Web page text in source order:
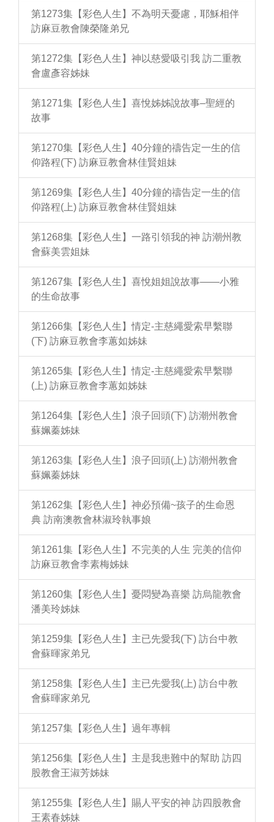
第1273集【彩色人生】不為明天憂慮，耶穌相伴
訪麻豆教會陳榮隆弟兄
第1272集【彩色人生】神以慈愛吸引我 訪二重教
會盧彥容姊妹
第1271集【彩色人生】喜悅姊姊說故事–聖經的
故事
第1270集【彩色人生】40分鐘的禱告定一生的信
仰路程(下) 訪麻豆教會林佳賢姐妹
第1269集【彩色人生】40分鐘的禱告定一生的信
仰路程(上) 訪麻豆教會林佳賢姐妹
第1268集【彩色人生】一路引領我的神 訪潮州教
會蘇美雲姐妹
第1267集【彩色人生】喜悅姐姐說故事——小雅
的生命故事
第1266集【彩色人生】情定-主慈繩愛索早繫聯
(下) 訪麻豆教會李蕙如姊妹
第1265集【彩色人生】情定-主慈繩愛索早繫聯
(上) 訪麻豆教會李蕙如姊妹
第1264集【彩色人生】浪子回頭(下) 訪潮州教會
蘇姵蓁姊妹
第1263集【彩色人生】浪子回頭(上) 訪潮州教會
蘇姵蓁姊妹
第1262集【彩色人生】神必預備~孩子的生命恩
典 訪南澳教會林淑玲執事娘
第1261集【彩色人生】不完美的人生 完美的信仰
訪麻豆教會李素梅姊妹
第1260集【彩色人生】憂悶變為喜樂 訪烏龍教會
潘美玲姊妹
第1259集【彩色人生】主已先愛我(下) 訪台中教
會蘇暉家弟兄
第1258集【彩色人生】主已先愛我(上) 訪台中教
會蘇暉家弟兄
第1257集【彩色人生】過年專輯
第1256集【彩色人生】主是我患難中的幫助 訪四
股教會王淑芳姊妹
第1255集【彩色人生】賜人平安的神 訪四股教會
王素春姊妹